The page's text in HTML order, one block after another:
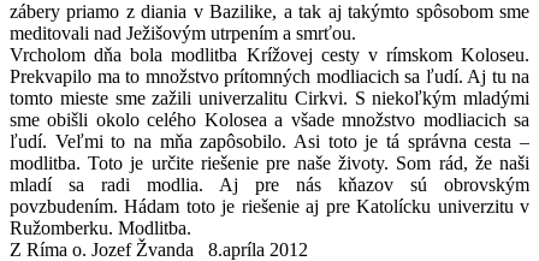
zábery priamo z diania v Bazilike, a tak aj takýmto spôsobom sme
meditovali nad Ježišovým utrpením a smrťou.
Vrcholom dňa bola modlitba Krížovej cesty v rímskom Koloseu.
Prekvapilo ma to množstvo prítomných modliacich sa ľudí. Aj tu na
tomto mieste sme zažili univerzalitu Cirkvi. S niekoľkým mladými
sme obišli okolo celého Kolosea a všade množstvo modliacich sa
ľudí. Veľmi to na mňa zapôsobilo. Asi toto je tá správna cesta –
modlitba. Toto je určite riešenie pre naše životy. Som rád, že naši
mladí sa radi modlia. Aj pre nás kňazov sú obrovským
povzbudením. Hádam toto je riešenie aj pre Katolícku univerzitu v
Ružomberku. Modlitba.
Z Ríma o. Jozef Žvanda 8.apríla 2012